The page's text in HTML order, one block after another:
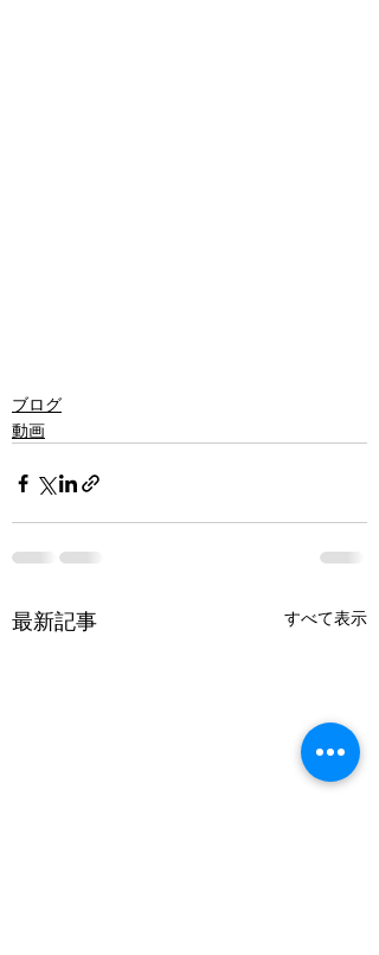
ブログ
動画
最新記事 すべて表示